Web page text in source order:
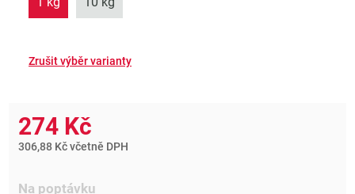
274 Kč
306,88 Kč včetně DPH
Na poptávku